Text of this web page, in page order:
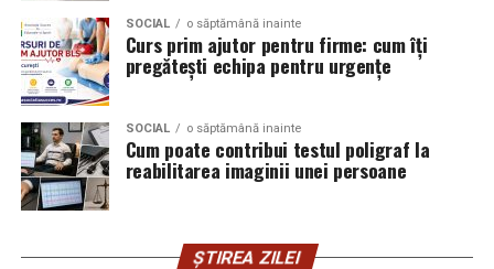
www.facebook.com/TribeFilms.ro –
www.instagram.com/tribefilms.ro/
Partener media principal
VIRGIN RADIO ROMANIA
Parteneri media:CineFan,News.ro
Zile și
Nopți,Cinemap,Revista
FILM,Playtech Cinefilia
Daily
Magazine,Filme-carti
Munteanu.
SOCIAL o săptămână inainte
Curs prim ajutor pentru firme: cum îți
pregătești echipa pentru urgențe
SOCIAL o săptămână inainte
Cum poate contribui testul poligraf la
reabilitarea imaginii unei persoane
ȘTIREA ZILEI